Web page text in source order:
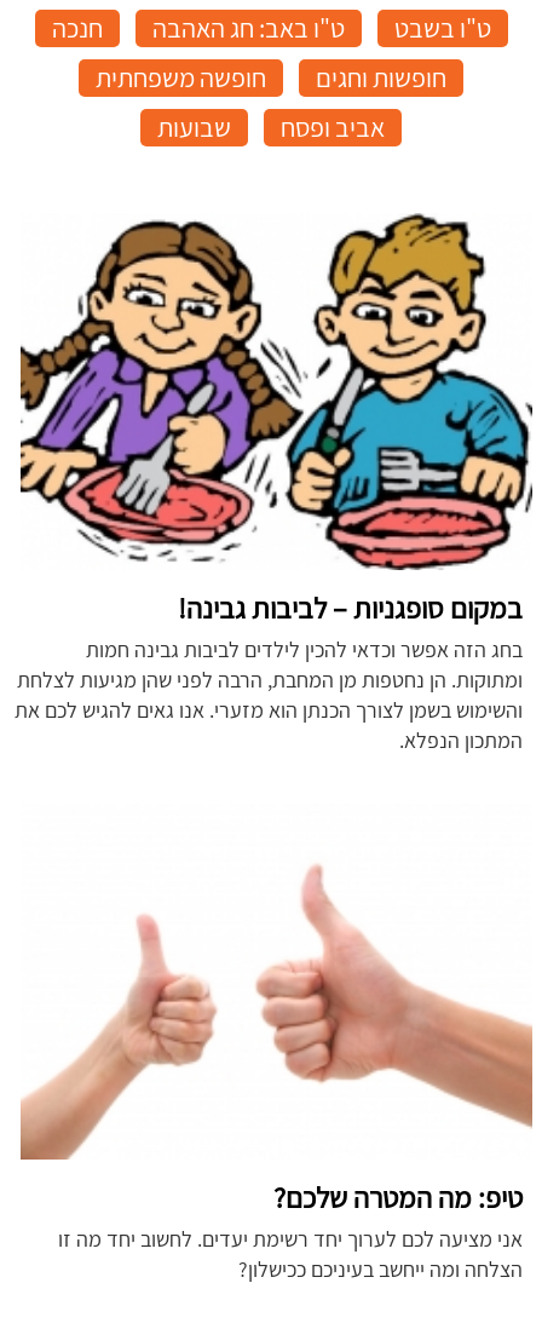
ט"ו בשבט
ט"ו באב: חג האהבה
חנכה
חופשות וחגים
חופשה משפחתית
אביב ופסח
שבועות
במקום סופגניות – לביבות גבינה!
בחג הזה אפשר וכדאי להכין לילדים לביבות גבינה חמות
ומתוקות. הן נחטפות מן המחבת, הרבה לפני שהן מגיעות לצלחת
והשימוש בשמן לצורך הכנתן הוא מזערי. אנו גאים להגיש לכם את
המתכון הנפלא.
טיפ: מה המטרה שלכם?
אני מציעה לכם לערוך יחד רשימת יעדים. לחשוב יחד מה זו
הצלחה ומה ייחשב בעיניכם ככישלון?